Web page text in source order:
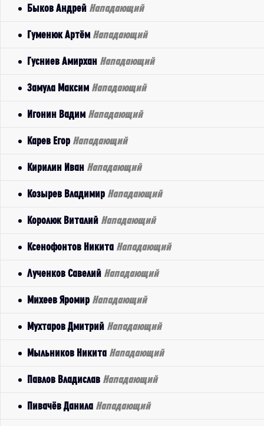
Быков Андрей Нападающий
Гуменюк Артём Нападающий
Гусниев Амирхан Нападающий
Замула Максим Нападающий
Игонин Вадим Нападающий
Карев Егор Нападающий
Кирилин Иван Нападающий
Козырев Владимир Нападающий
Королюк Виталий Нападающий
Ксенофонтов Никита Нападающий
Лученков Савелий Нападающий
Михеев Яромир Нападающий
Мухтаров Дмитрий Нападающий
Мыльников Никита Нападающий
Павлов Владислав Нападающий
Пивачёв Данила Нападающий